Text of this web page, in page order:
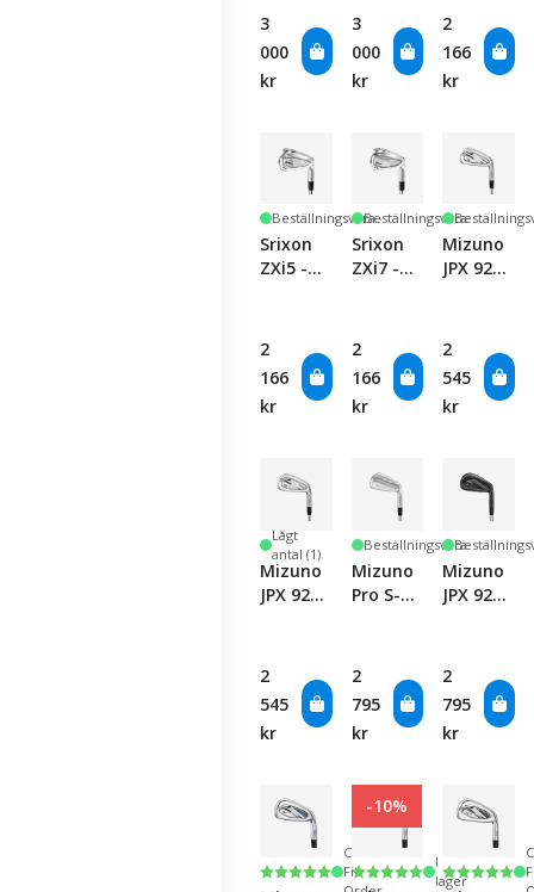
Single
Club
3
000
kr
Iron -
Single
Club
3
000
kr
2
166
kr
Beställningsvara
Srixon
ZXi5 -
2
166
kr
Beställningsvara
Srixon
ZXi7 -
2
166
kr
Mizuno
JPX 925
Graphite
- Single
Club
2
545
kr
Lågt
antal (1)
Mizuno
JPX 925
Single
Club
2
545
kr
Beställningsvara
Mizuno
Pro S-3
Club
2
795
kr
Mizuno
JPX 925
Iron -
Single
Club
2
795
kr
Betyg:
5.0 utav 5 stjärnor
Custom
Fit
-10%
Betyg:
5.0 utav 5 stjärnor
I
lager
Betyg:
5.0 utav